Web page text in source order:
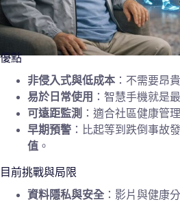
優點
非侵入式與低成本 ：不需要昂
易於日常使用 ：智慧手機就是
可遠距監測 ：適合社區健康管
早期預警 ：比起等到跌倒事故
值 。
目前挑戰與局限
資料隱私與安全 ：影片與健康